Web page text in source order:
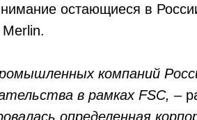
остающиеся в
компаний
в рамках FSС, –
определенная